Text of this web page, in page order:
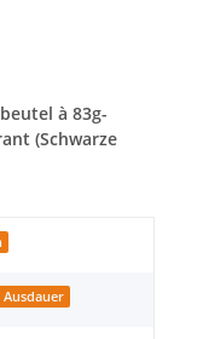
à 83g-
(Schwarze
Ausdauer